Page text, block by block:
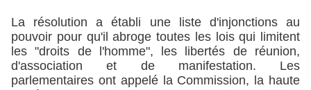
La résolution a établi une liste d'injonctions au
pouvoir pour qu'il abroge toutes les lois qui limitent
les "droits de l'homme", les libertés de réunion,
d'association et de manifestation. Les
parlementaires ont appelé la Commission, la haute